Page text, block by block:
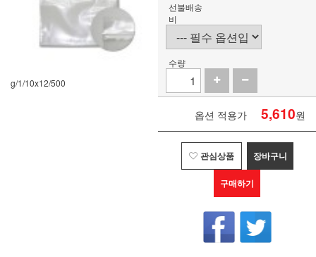
g/1/10x12/500
선불배송
비
수량
옵션 적용가 5,610원
관심상품 장바구니
구매하기